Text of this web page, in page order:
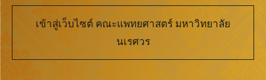
เข้าสู่เว็บไซต์ คณะแพทยศาสตร์ มหาวิทยาลัย
นเรศวร